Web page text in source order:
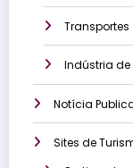
Transportes
Indústria de
Notícia
Sites de